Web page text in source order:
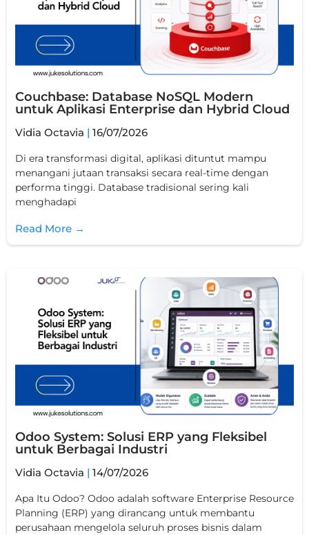
Couchbase: Database NoSQL Modern
untuk Aplikasi Enterprise dan Hybrid Cloud
Vidia Octavia 16/07/2026
Di era transformasi digital, aplikasi dituntut mampu
menangani jutaan transaksi secara real-time dengan
performa tinggi. Database tradisional sering kali
menghadapi
Read More →
Odoo System: Solusi ERP yang Fleksibel
untuk Berbagai Industri
Vidia Octavia 14/07/2026
Apa Itu Odoo? Odoo adalah software Enterprise Resource
Planning (ERP) yang dirancang untuk membantu
perusahaan mengelola seluruh proses bisnis dalam